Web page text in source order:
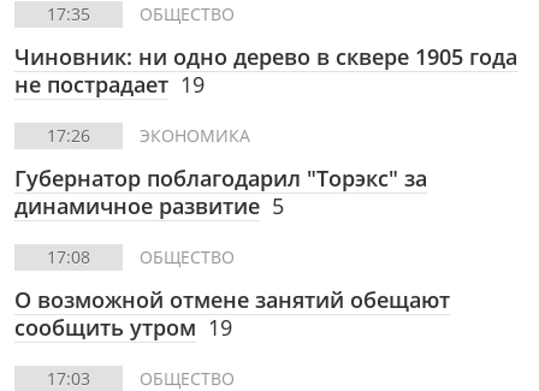
17:35 ОБЩЕСТВО
Чиновник: ни одно дерево в сквере 1905 года
не пострадает 19
17:26 ЭКОНОМИКА
Губернатор поблагодарил "Торэкс" за
динамичное развитие 5
17:08 ОБЩЕСТВО
О возможной отмене занятий обещают
сообщить утром 19
17:03 ОБЩЕСТВО